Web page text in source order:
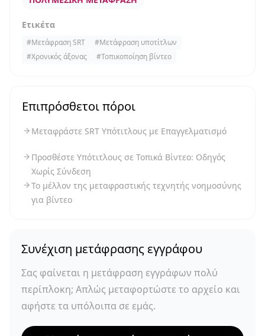
Ετικέτα
#Μετάφραση SRT #Μετάφραση υποτίτλων
#Χρονικός άξονας #Τοπικοποίηση βίντεο
Επιπρόσθετοι πόροι
Μεταφράστε SRT Υπότιτλους με Επαγγελματισμό
Προσθέστε Υπότιτλους σε Τοπικά Βίντεο: Οδηγός
Χωρίς Σύνδεση
Το μέλλον της μεταφραστικής τεχνητής νοημοσύνης
για βίντεο
Συνέχιση μετάφρασης εγγράφου
Σας φαίνεται η μετάφραση εγγράφων πολύ
περίπλοκη; Απλώς μεταφορτώστε το αρχείο και
αφήστε τα υπόλοιπα σε εμάς.